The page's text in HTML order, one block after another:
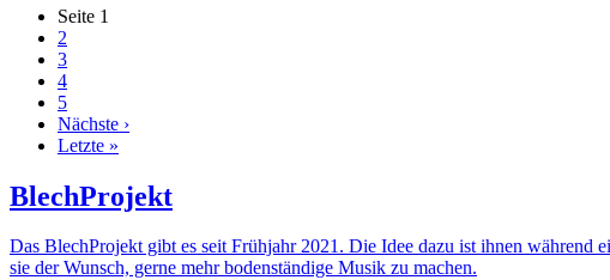
Seite 1
2
3
4
5
Nächste ›
Letzte »
BlechProjekt
Das BlechProjekt gibt es seit Frühjahr 2021. Die Idee dazu ist ihnen während
sie der Wunsch, gerne mehr bodenständige Musik zu machen.